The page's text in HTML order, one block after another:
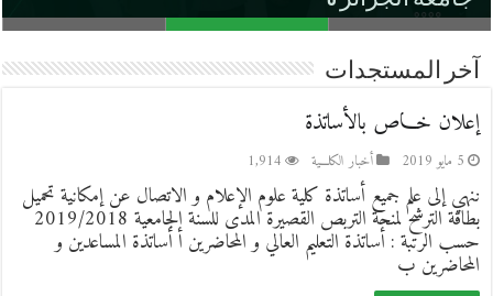
آخر المستجدات
إعلان خـــاص بالأساتذة
5 مايو 2019 أخبار الكلـــية 1,914
ننهي إلى علم جميع أساتذة كلية علوم الإعلام و الاتصال عن إمكانية تحميل
بطاقة الترشح لمنحة التربص القصيرة المدى للسنة الجامعية 2019/2018
حسب الرتبة : أساتذة التعليم العالي و المحاضرين أ أساتذة المساعدين و
المحاضرين ب